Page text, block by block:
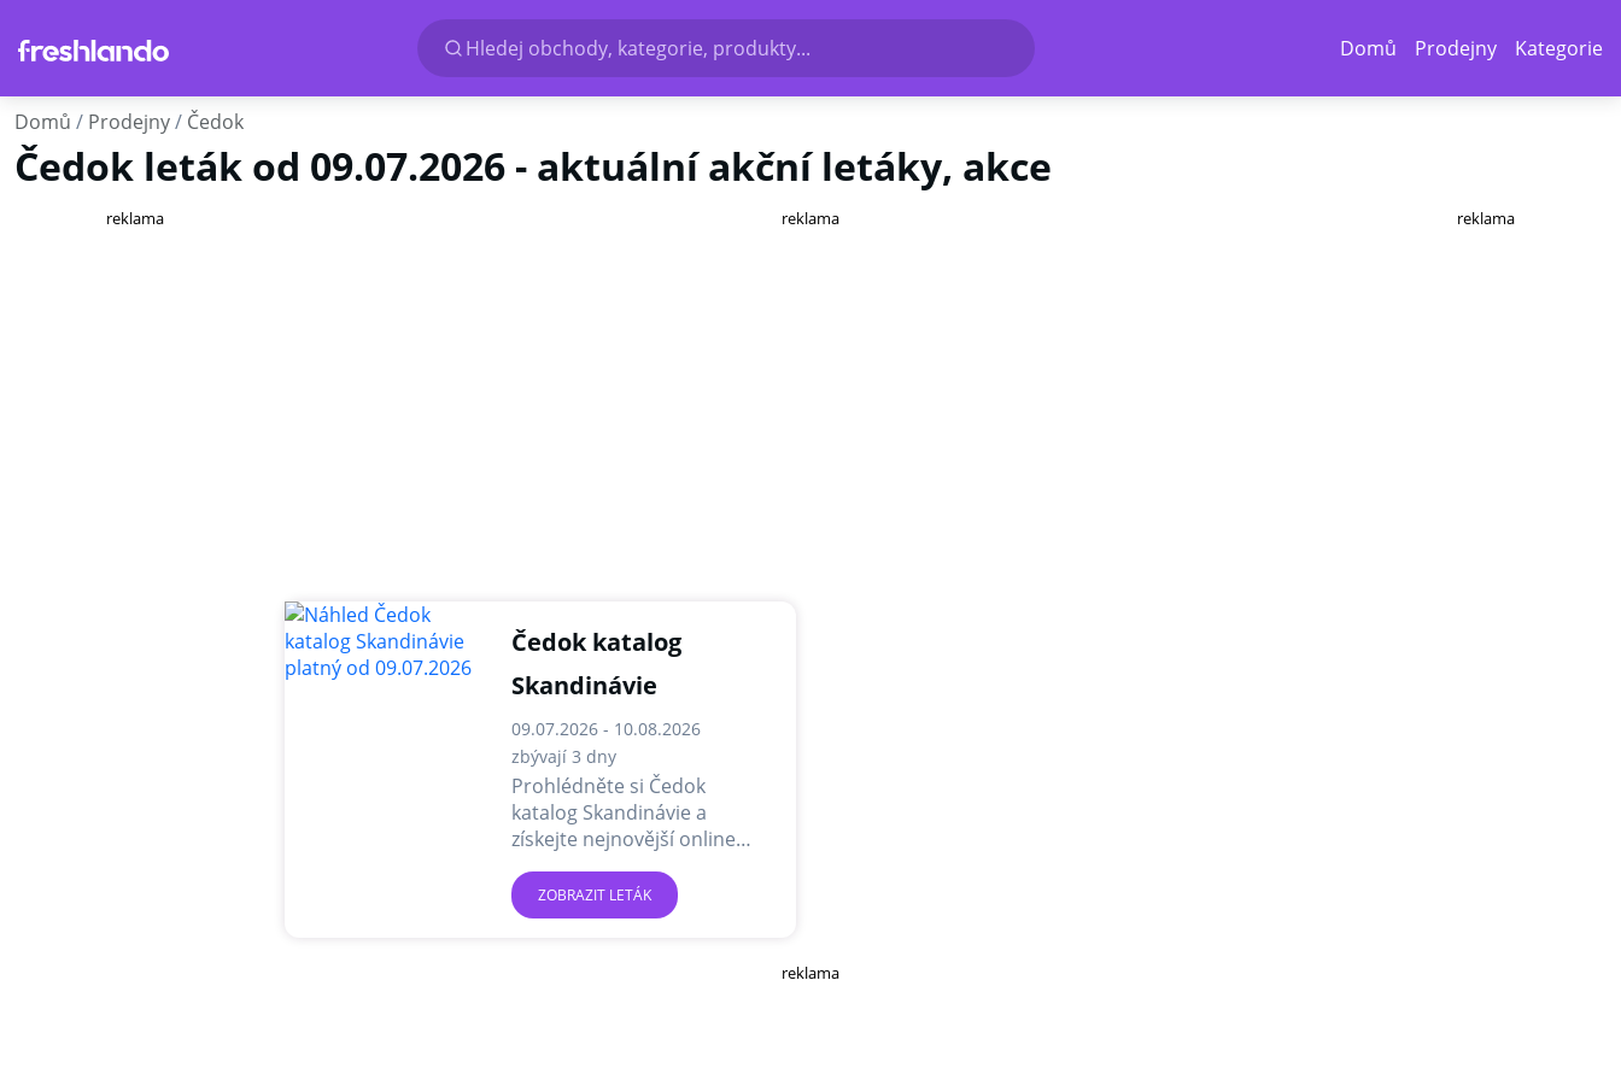
Hledej obchody, kategorie, produkty... Domů Prodejny Kategorie
Domů Prodejny Čedok
Čedok leták od 09.07.2026 - aktuální akční letáky, akce
reklama reklama
Čedok katalog
Skandinávie
09.07.2026 - 10.08.2026
zbývají 3 dny
Prohlédněte si Čedok
katalog Skandinávie a
získejte nejnovější online
nabídky a akce.
ZOBRAZIT LETÁK
reklama
reklama